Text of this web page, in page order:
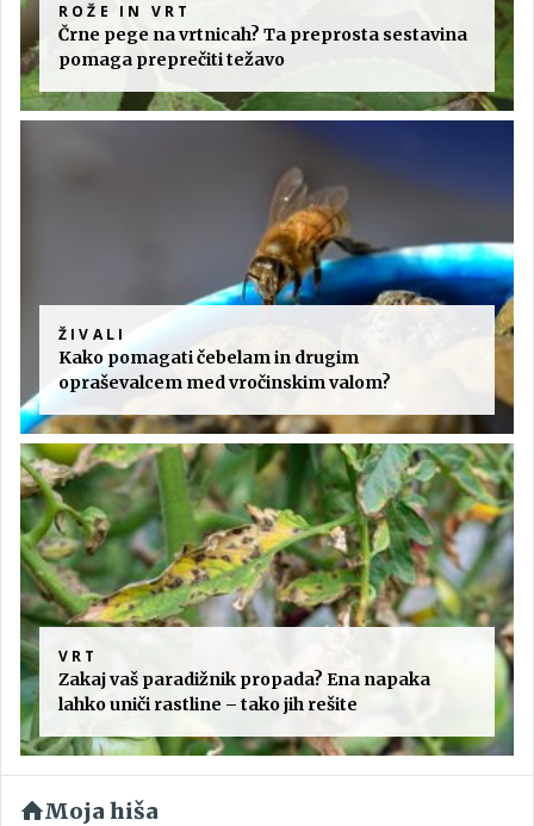
ROŽE IN VRT
Črne pege na vrtnicah? Ta preprosta sestavina
pomaga preprečiti težavo
ŽIVALI
Kako pomagati čebelam in drugim
opraševalcem med vročinskim valom?
VRT
Zakaj vaš paradižnik propada? Ena napaka
lahko uniči rastline – tako jih rešite
Moja hiša